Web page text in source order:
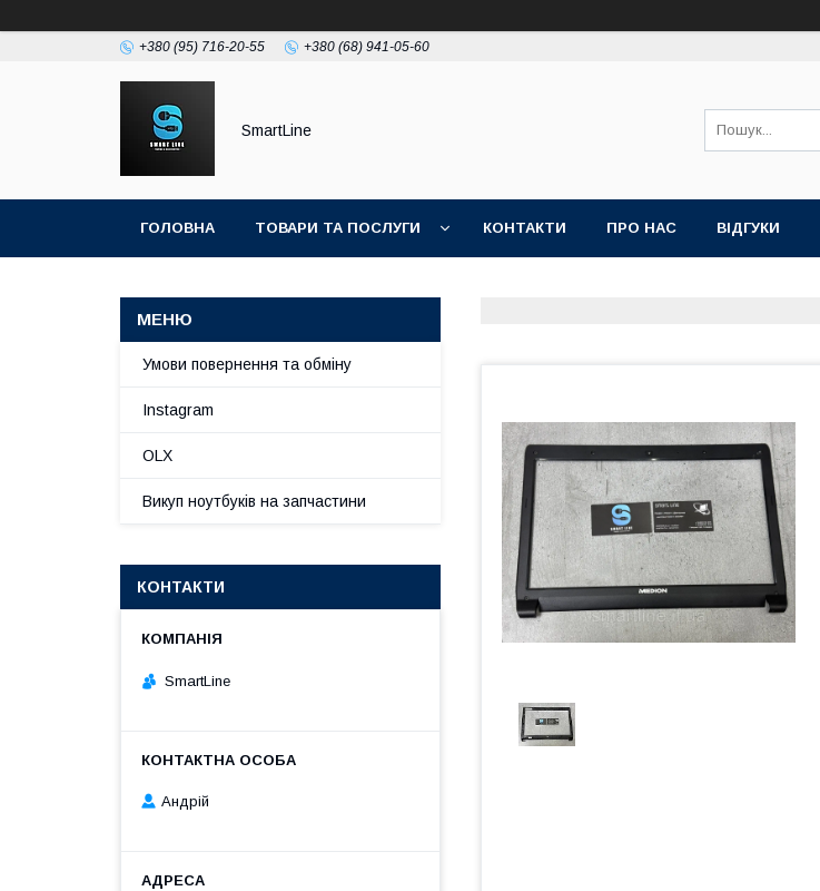
+380 (95) 716-20-55 +380 (68) 941-05-60
SmartLine
ГОЛОВНА ТОВАРИ ТА ПОСЛУГИ КОНТАКТИ ПРО НАС ВІДГУКИ
Умови повернення та обміну
Instagram
OLX
Викуп ноутбуків на запчастини
КОНТАКТИ
SmartLine
Андрій